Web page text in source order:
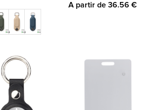
A partir de 36.56 €